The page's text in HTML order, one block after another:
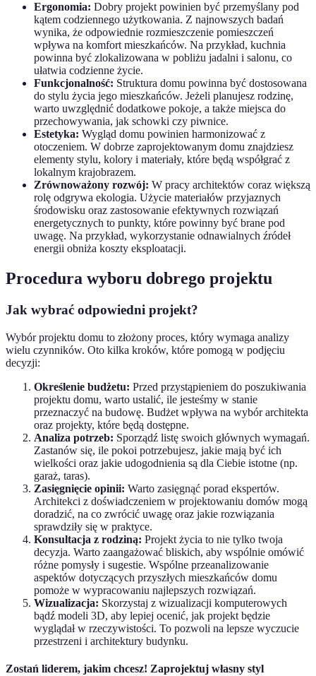
Ergonomia: Dobry projekt powinien być przemyślany pod
kątem codziennego użytkowania. Z najnowszych badań
wynika, że odpowiednie rozmieszczenie pomieszczeń
wpływa na komfort mieszkańców. Na przykład, kuchnia
powinna być zlokalizowana w pobliżu jadalni i salonu, co
ułatwia codzienne życie.
Funkcjonalność: Struktura domu powinna być dostosowana
do stylu życia jego mieszkańców. Jeżeli planujesz rodzinę,
warto uwzględnić dodatkowe pokoje, a także miejsca do
przechowywania, jak schowki czy piwnice.
Estetyka: Wygląd domu powinien harmonizować z
otoczeniem. W dobrze zaprojektowanym domu znajdziesz
elementy stylu, kolory i materiały, które będą współgrać z
lokalnym krajobrazem.
Zrównoważony rozwój: W pracy architektów coraz większą
rolę odgrywa ekologia. Użycie materiałów przyjaznych
środowisku oraz zastosowanie efektywnych rozwiązań
energetycznych to punkty, które powinny być brane pod
uwagę. Na przykład, wykorzystanie odnawialnych źródeł
energii obniża koszty eksploatacji.
Procedura wyboru dobrego projektu
Jak wybrać odpowiedni projekt?
Wybór projektu domu to złożony proces, który wymaga analizy
wielu czynników. Oto kilka kroków, które pomogą w podjęciu
decyzji:
Określenie budżetu: Przed przystąpieniem do poszukiwania
projektu domu, warto ustalić, ile jesteśmy w stanie
przeznaczyć na budowę. Budżet wpływa na wybór architekta
oraz projekty, które będą dostępne.
Analiza potrzeb: Sporządź listę swoich głównych wymagań.
Zastanów się, ile pokoi potrzebujesz, jakie mają być ich
wielkości oraz jakie udogodnienia są dla Ciebie istotne (np.
garaż, taras).
Zasięgnięcie opinii: Warto zasięgnąć porad ekspertów.
Architekci z doświadczeniem w projektowaniu domów mogą
doradzić, na co zwrócić uwagę oraz jakie rozwiązania
sprawdziły się w praktyce.
Konsultacja z rodziną: Projekt życia to nie tylko twoja
decyzja. Warto zaangażować bliskich, aby wspólnie omówić
różne pomysły i sugestie. Wspólne przeanalizowanie
aspektów dotyczących przyszłych mieszkańców domu
pomoże w wypracowaniu najlepszych rozwiązań.
Wizualizacja: Skorzystaj z wizualizacji komputerowych
bądź modeli 3D, aby lepiej ocenić, jak projekt będzie
wyglądał w rzeczywistości. To pozwoli na lepsze wyczucie
przestrzeni i architektury budynku.
Zostań liderem, jakim chcesz! Zaprojektuj własny styl